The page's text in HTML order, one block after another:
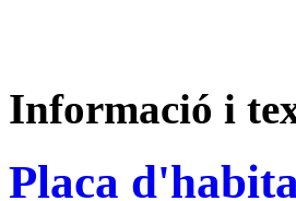
Informació i
Placa